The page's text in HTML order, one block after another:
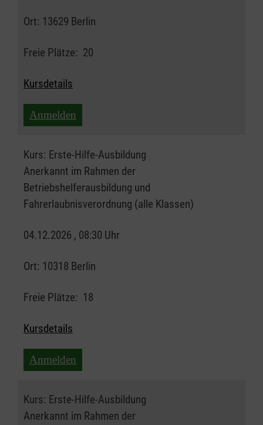
Ort: 13629 Berlin
Freie Plätze: 20
Kursdetails
Anmelden
Kurs: Erste-Hilfe-Ausbildung
Anerkannt im Rahmen der
Betriebshelferausbildung und
Fahrerlaubnisverordnung (alle Klassen)
04.12.2026 , 08:30 Uhr
Ort: 10318 Berlin
Freie Plätze: 18
Kursdetails
Anmelden
Kurs: Erste-Hilfe-Ausbildung
Anerkannt im Rahmen der